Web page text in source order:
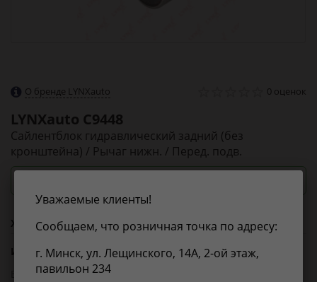
О бренде LYNXauto 0 оценок
LYNXauto C9448
Сайлентблок гидравлический задний (без
кронштейна) / Рычаг нижн. / Перед. подв.
Характеристики
Из справочника ABCP
EAN-13:
Уважаемые клиенты!
Сообщаем, что розничная точка по адресу:
г. Минск, ул. Лещинского, 14А, 2-ой этаж,
павильон 234